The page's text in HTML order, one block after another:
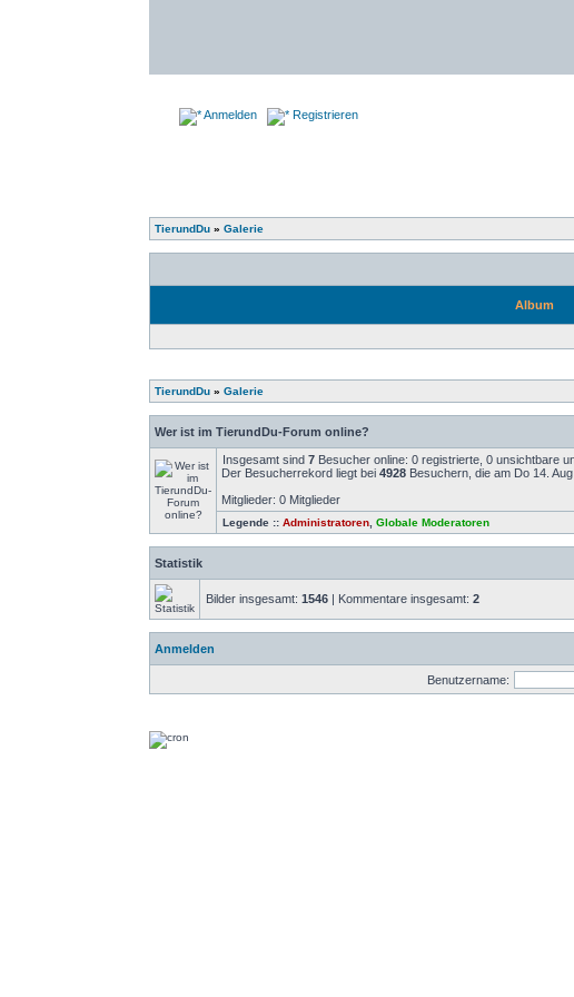
Anmelden Registrieren
TierundDu »Galerie
Album
TierundDu »Galerie
Wer ist im TierundDu-Forum online?
Insgesamt sind7 Besucher online: 0 registrierte, 0 unsichtbare
Der Besucherrekord liegt bei4928 Besuchern, die am Do 14.
Mitglieder: 0 Mitglieder
Legende ::Administratoren ,Globale Moderatoren
Statistik
Bilder insgesamt:1546 | Kommentare insgesamt:2
Anmelden
Benutzername: